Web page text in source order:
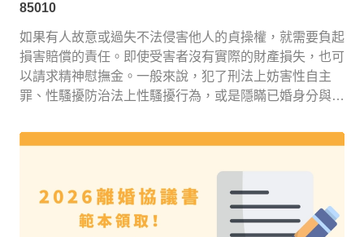
85010
如果有人故意或過失不法侵害他人的貞操權，就需要負起
損害賠償的責任。即使受害者沒有實際的財產損失，也可
以請求精神慰撫金。一般來說，犯了刑法上妨害性自主
罪、性騷擾防治法上性騷擾行為，或是隱瞞已婚身分與他